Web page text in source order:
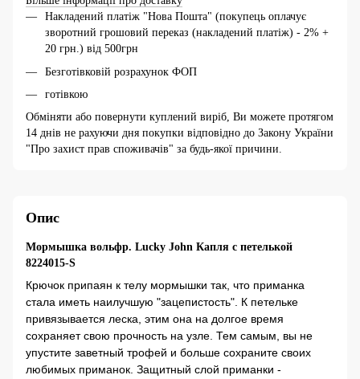
Накладений платіж "Нова Пошта" (покупець оплачує
зворотний грошовий переказ (накладений платіж) - 2% +
20 грн.) від 500грн
Безготівковій розрахунок ФОП
готівкою
Обміняти або повернути куплений виріб, Ви можете протягом
14 днів не рахуючи дня покупки відповідно до Закону України
"Про захист прав споживачів" за будь-якої причини.
Опис
Мормышка вольфр. Lucky John Капля с петелькой
8224015-S
Крючок припаян к телу мормышки так, что приманка
стала иметь наилучшую "зацепистость". К петельке
привязывается леска, этим она на долгое время
сохраняет свою прочность на узле. Тем самым, вы не
упустите заветный трофей и больше сохраните своих
любимых приманок. Защитный слой приманки -